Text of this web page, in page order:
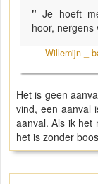
"Je hoeft
hoor,
Willemijn _
Het is geen
vind, een aanval
aanval. Als ik het
het is zonder